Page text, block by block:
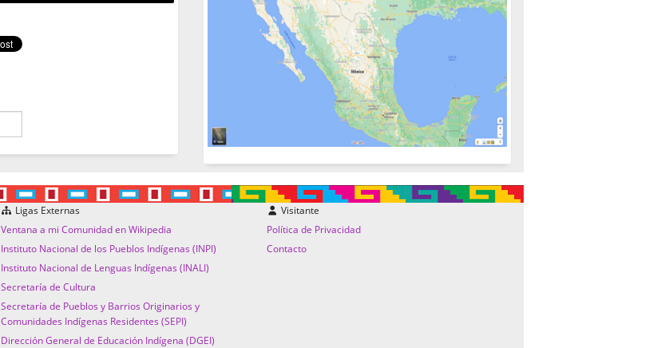
Ligas Externas
Ventana a mi Comunidad en Wikipedia
Instituto Nacional de los Pueblos Indígenas (INPI)
Instituto Nacional de Lenguas Indígenas (INALI)
Secretaría de Cultura
Secretaría de Pueblos y Barrios Originarios y
Comunidades Indígenas Residentes (SEPI)
Dirección General de Educación Indígena (DGEI)
Visitante
Política de Privacidad
Contacto